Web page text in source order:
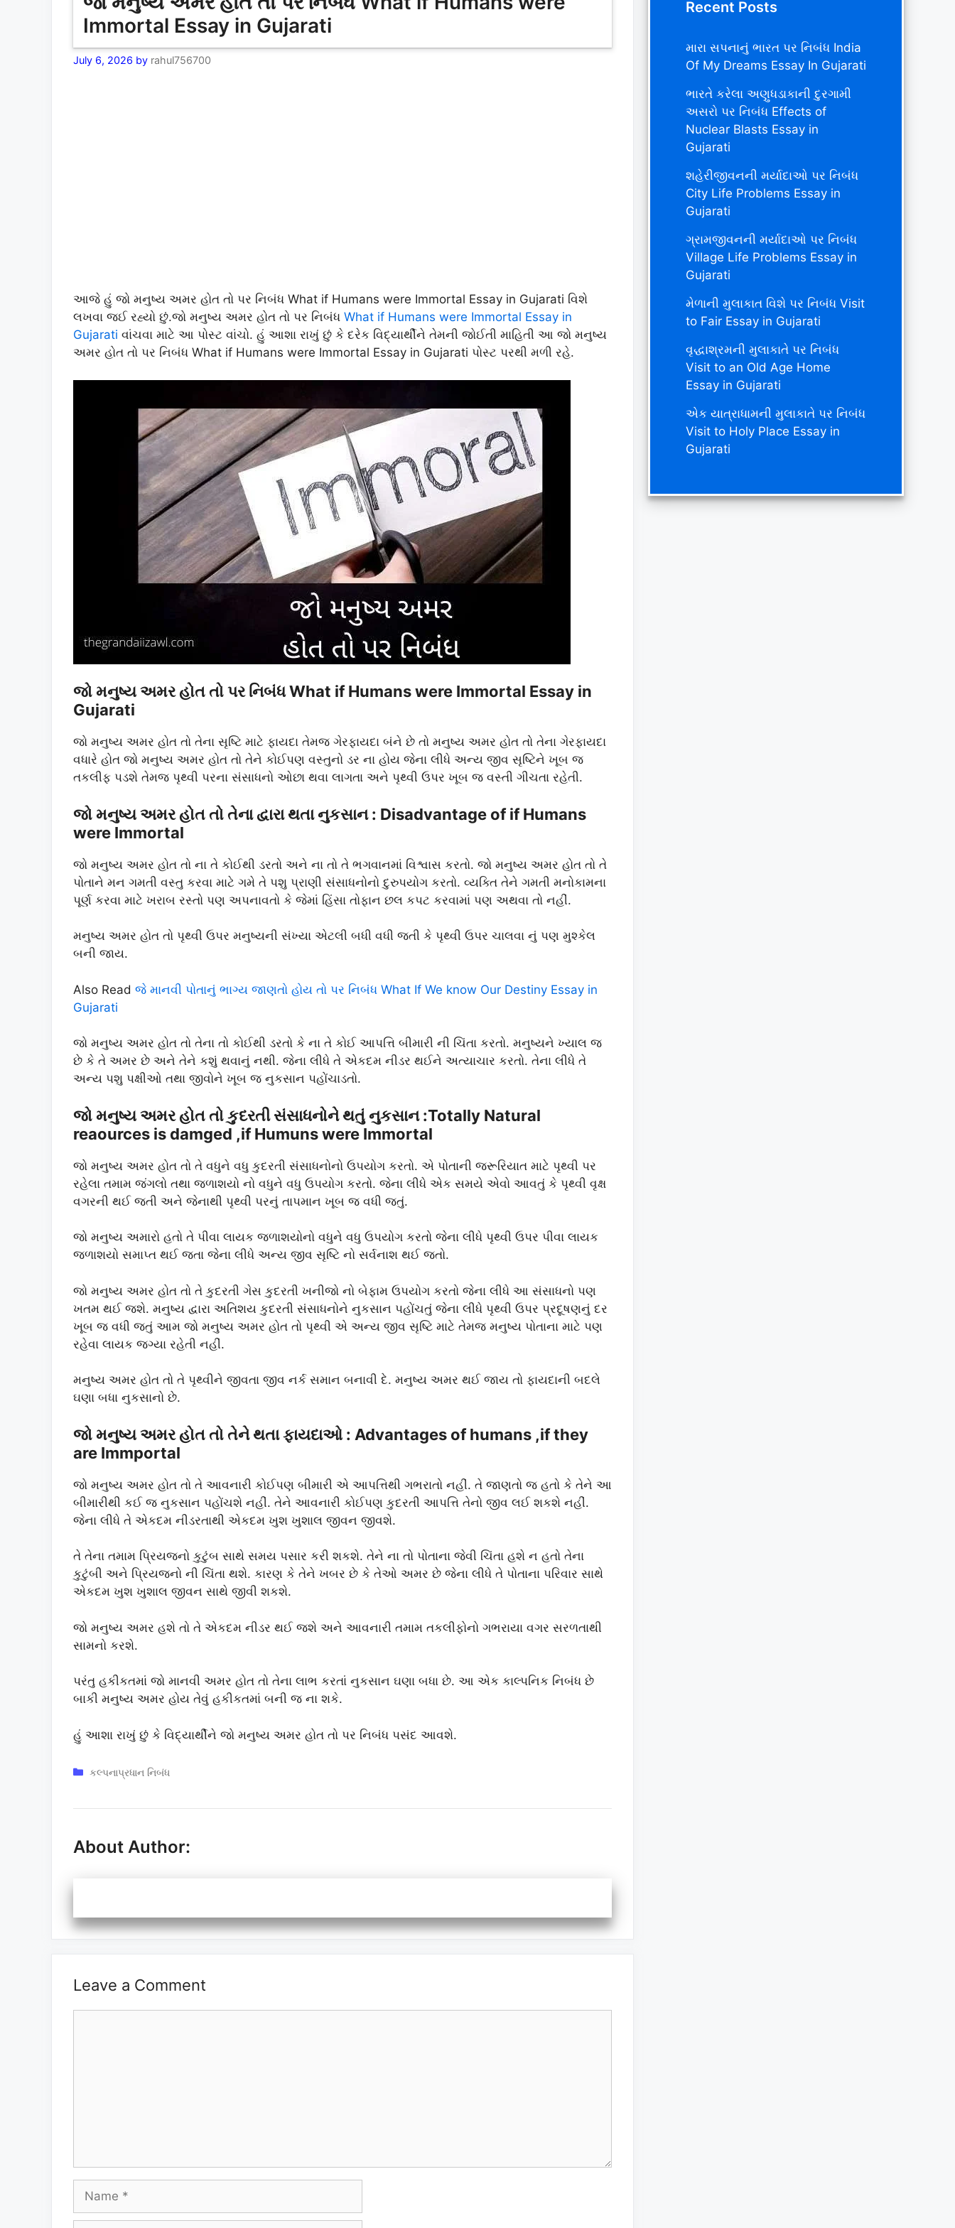
Immortal Essay in Gujarati
July 6, 2026 by rahul756700
આજે હું જો મનુષ્ય અમર હોત તો પર નિબંધ What if Humans were Immortal Essay in Gujarati વિશે
લખવા જઈ રહ્યો છું.જો મનુષ્ય અમર હોત તો પર નિબંધ What if Humans were Immortal Essay in
Gujarati વાંચવા માટે આ પોસ્ટ વાંચો. હું આશા રાખું છું કે દરેક વિદ્યાર્થીને તેમની જોઈતી માહિતી આ જો મનુષ્ય
અમર હોત તો પર નિબંધ What if Humans were Immortal Essay in Gujarati પોસ્ટ પરથી મળી રહે.
જો મનુષ્ય અમર હોત તો પર નિબંધ What if Humans were Immortal Essay in
Gujarati
જો મનુષ્ય અમર હોત તો તેના સૃષ્ટિ માટે ફાયદા તેમજ ગેરફાયદા બંને છે તો મનુષ્ય અમર હોત તો તેના ગેરફાયદા
વધારે હોત જો મનુષ્ય અમર હોત તો તેને કોઈપણ વસ્તુનો ડર ના હોય જેના લીધે અન્ય જીવ સૃષ્ટિને ખૂબ જ
તકલીફ પડશે તેમજ પૃથ્વી પરના સંસાધનો ઓછા થવા લાગતા અને પૃથ્વી ઉપર ખૂબ જ વસ્તી ગીચતા રહેતી.
જો મનુષ્ય અમર હોત તો તેના દ્વારા થતા નુકસાન : Disadvantage of if Humans
were Immortal
જો મનુષ્ય અમર હોત તો ના તે કોઈથી ડરતો અને ના તો તે ભગવાનમાં વિશ્વાસ કરતો. જો મનુષ્ય અમર હોત તો તે
પોતાને મન ગમતી વસ્તુ કરવા માટે ગમે તે પશુ પ્રાણી સંસાધનોનો દુરુપયોગ કરતો. વ્યક્તિ તેને ગમતી મનોકામના
પૂર્ણ કરવા માટે ખરાબ રસ્તો પણ અપનાવતો કે જેમાં હિંસા તોફાન છલ કપટ કરવામાં પણ અથવા તો નહીં.
મનુષ્ય અમર હોત તો પૃથ્વી ઉપર મનુષ્યની સંખ્યા એટલી બધી વધી જતી કે પૃથ્વી ઉપર ચાલવા નું પણ મુશ્કેલ
બની જાય.
Also Read જે માનવી પોતાનું ભાગ્ય જાણતો હોય તો પર નિબંધ What If We know Our Destiny Essay in
Gujarati
જો મનુષ્ય અમર હોત તો તેના તો કોઈથી ડરતો કે ના તે કોઈ આપત્તિ બીમારી ની ચિંતા કરતો. મનુષ્યને ખ્યાલ જ
છે કે તે અમર છે અને તેને કશું થવાનું નથી. જેના લીધે તે એકદમ નીડર થઈને અત્યાચાર કરતો. તેના લીધે તે
અન્ય પશુ પક્ષીઓ તથા જીવોને ખૂબ જ નુકસાન પહોંચાડતો.
જો મનુષ્ય અમર હોત તો કુદરતી સંસાધનોને થતું નુકસાન :Totally Natural
reaources is damged ,if Humuns were Immortal
જો મનુષ્ય અમર હોત તો તે વધુને વધુ કુદરતી સંસાધનોનો ઉપયોગ કરતો. એ પોતાની જરૂરિયાત માટે પૃથ્વી પર
રહેલા તમામ જંગલો તથા જળાશયો નો વધુને વધુ ઉપયોગ કરતો. જેના લીધે એક સમયે એવો આવતું કે પૃથ્વી વૃક્ષ
વગરની થઈ જતી અને જેનાથી પૃથ્વી પરનું તાપમાન ખૂબ જ વધી જતું.
જો મનુષ્ય અમારો હતો તે પીવા લાયક જળાશયોનો વધુને વધુ ઉપયોગ કરતો જેના લીધે પૃથ્વી ઉપર પીવા લાયક
જળાશયો સમાપ્ત થઈ જતા જેના લીધે અન્ય જીવ સૃષ્ટિ નો સર્વનાશ થઈ જતો.
જો મનુષ્ય અમર હોત તો તે કુદરતી ગેસ કુદરતી ખનીજો નો બેફામ ઉપયોગ કરતો જેના લીધે આ સંસાધનો પણ
ખતમ થઈ જશે. મનુષ્ય દ્વારા અતિશય કુદરતી સંસાધનોને નુકસાન પહોંચતું જેના લીધે પૃથ્વી ઉપર પ્રદૂષણનું દર
ખૂબ જ વધી જતું આમ જો મનુષ્ય અમર હોત તો પૃથ્વી એ અન્ય જીવ સૃષ્ટિ માટે તેમજ મનુષ્ય પોતાના માટે પણ
રહેવા લાયક જગ્યા રહેતી નહીં.
મનુષ્ય અમર હોત તો તે પૃથ્વીને જીવતા જીવ નર્ક સમાન બનાવી દે. મનુષ્ય અમર થઈ જાય તો ફાયદાની બદલે
ઘણા બધા નુકસાનો છે.
જો મનુષ્ય અમર હોત તો તેને થતા ફાયદાઓ : Advantages of humans ,if they
are Immportal
જો મનુષ્ય અમર હોત તો તે આવનારી કોઈપણ બીમારી એ આપત્તિથી ગભરાતો નહીં. તે જાણતો જ હતો કે તેને આ
બીમારીથી કઈ જ નુકસાન પહોંચશે નહીં. તેને આવનારી કોઈપણ કુદરતી આપત્તિ તેનો જીવ લઈ શકશે નહીં.
જેના લીધે તે એકદમ નીડરતાથી એકદમ ખુશ ખુશાલ જીવન જીવશે.
તે તેના તમામ પ્રિયજનો કુટુંબ સાથે સમય પસાર કરી શકશે. તેને ના તો પોતાના જેવી ચિંતા હશે ન હતો તેના
કુટુંબી અને પ્રિયજનો ની ચિંતા થશે. કારણ કે તેને ખબર છે કે તેઓ અમર છે જેના લીધે તે પોતાના પરિવાર સાથે
એકદમ ખુશ ખુશાલ જીવન સાથે જીવી શકશે.
જો મનુષ્ય અમર હશે તો તે એકદમ નીડર થઈ જશે અને આવનારી તમામ તકલીફોનો ગભરાયા વગર સરળતાથી
સામનો કરશે.
પરંતુ હકીકતમાં જો માનવી અમર હોત તો તેના લાભ કરતાં નુકસાન ઘણા બધા છે. આ એક કાલ્પનિક નિબંધ છે
બાકી મનુષ્ય અમર હોય તેવું હકીકતમાં બની જ ના શકે.
હું આશા રાખું છું કે વિદ્યાર્થીને જો મનુષ્ય અમર હોત તો પર નિબંધ પસંદ આવશે.
Categories
કલ્પનાપ્રધાન નિબંધ
About Author:
Leave a Comment
Name
Recent Posts
મારા સપનાનું ભારત પર નિબંધ India
Of My Dreams Essay In Gujarati
ભારતે કરેલા અણુધડાકાની દુરગામી
અસરો પર નિબંધ Effects of
Nuclear Blasts Essay in
Gujarati
શહેરીજીવનની મર્યાદાઓ પર નિબંધ
City Life Problems Essay in
Gujarati
ગ્રામજીવનની મર્યાદાઓ પર નિબંધ
Village Life Problems Essay in
Gujarati
મેળાની મુલાકાત વિશે પર નિબંધ Visit
to Fair Essay in Gujarati
વૃદ્ધાશ્રમની મુલાકાતે પર નિબંધ
Visit to an Old Age Home
Essay in Gujarati
એક યાત્રાધામની મુલાકાતે પર નિબંધ
Visit to Holy Place Essay in
Gujarati